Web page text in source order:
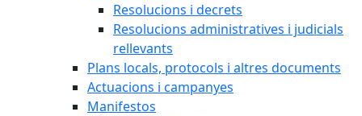
Resolucions i decrets
Resolucions administratives i judicials
rellevants
Plans locals, protocols i altres documents
Actuacions i campanyes
Manifestos